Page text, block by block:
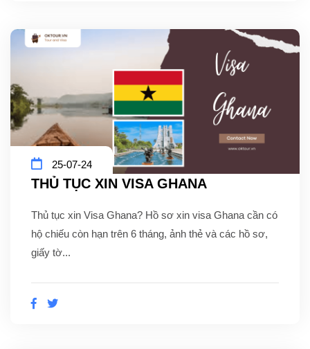
25-07-24
THỦ TỤC XIN VISA GHANA
Thủ tục xin Visa Ghana? Hồ sơ xin visa Ghana cần có
hộ chiếu còn hạn trên 6 tháng, ảnh thẻ và các hồ sơ,
giấy tờ...